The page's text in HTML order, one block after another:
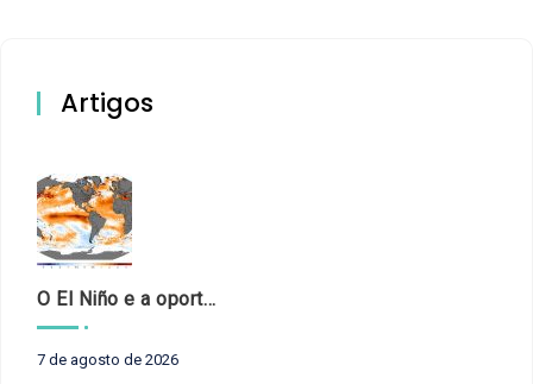
Artigos
O El Niño e a oportunidade de fortalecer o controle externo das políticas climáticas
7 de agosto de 2026